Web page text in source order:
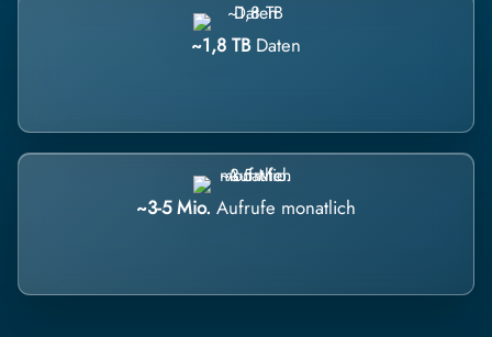
~1,8 TB Daten
~3-5 Mio. Aufrufe monatlich